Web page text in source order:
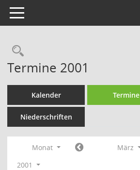
Toggle navigation
Rechercheauswahl
Termine 2001
Kalender Termine
Niederschriften
Monat
März
2001